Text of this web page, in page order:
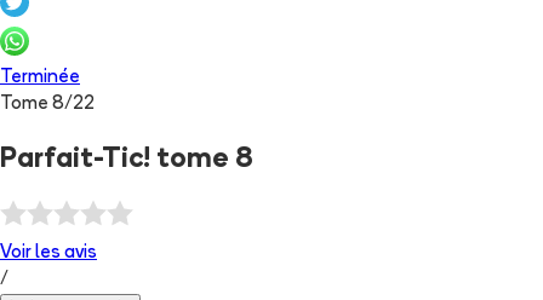
Terminée
Tome 8/22
Parfait-Tic! tome 8
Voir les avis
/